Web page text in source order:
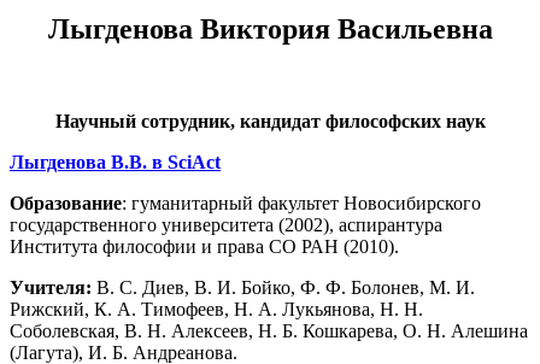
Лыгденова Виктория Васильевна
Научный сотрудник, кандидат философских наук
Лыгденова В.В. в SciAct
Образование: гуманитарный факультет Новосибирского
государственного университета (2002), аспирантура
Института философии и права СО РАН (2010).
Учителя: В. С. Диев, В. И. Бойко, Ф. Ф. Болонев, М. И.
Рижский, К. А. Тимофеев, Н. А. Лукьянова, Н. Н.
Соболевская, В. Н. Алексеев, Н. Б. Кошкарева, О. Н. Алешина
(Лагута), И. Б. Андреанова.